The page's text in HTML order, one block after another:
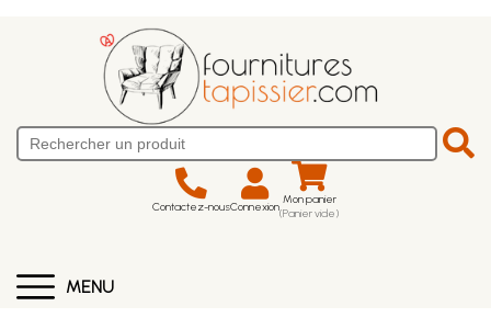
Contactez-nousConnexion Mon panier
(Panier vide)
MENU